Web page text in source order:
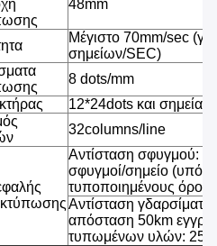
48mm
Μέγιστο 70mm/sec
σημείων/SEC)
8 dots/mm
12*24dots και σημεία
32columns/line
Αντίσταση σφυγμού:
σφυγμοί/σημείο (υπό
τυποποιημένους
Αντίσταση
απόσταση 50km
τυπωμένων υλών: 25%